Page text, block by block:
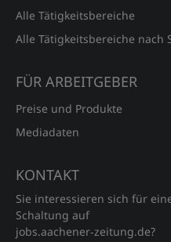
Alle Tätigkeitsbereiche
Alle Tätigkeitsbereiche nach
FÜR ARBEITGEBER
Preise und Produkte
Mediadaten
KONTAKT
Sie interessieren sich für
Schaltung auf
jobs.aachener‑zeitung.de?